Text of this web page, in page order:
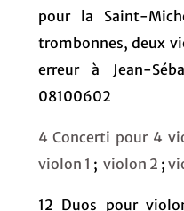
pour la Saint-
trombonnes, deux
erreur à Jean-
08100602
4 Concerti pour 4
violon 1 ; violon 2 ;
12 Duos pour